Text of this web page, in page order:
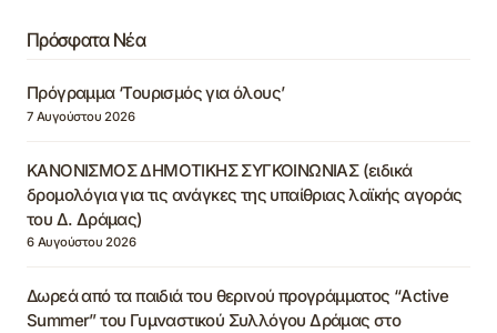
Πρόσφατα Νέα
Πρόγραμμα ‘Τουρισμός για όλους’
7 Αυγούστου 2026
ΚΑΝΟΝΙΣΜΟΣ ΔΗΜΟΤΙΚΗΣ ΣΥΓΚΟΙΝΩΝΙΑΣ (ειδικά
δρομολόγια για τις ανάγκες της υπαίθριας λαϊκής αγοράς
του Δ. Δράμας)
6 Αυγούστου 2026
Δωρεά από τα παιδιά του θερινού προγράμματος “Active
Summer” του Γυμναστικού Συλλόγου Δράμας στο